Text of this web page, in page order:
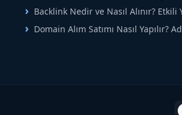
Backlink Nedir ve Nasıl Alınır? Etkili
Domain Alım Satımı Nasıl Yapılır?